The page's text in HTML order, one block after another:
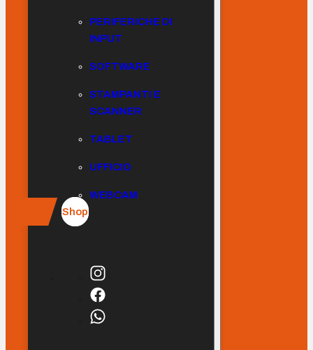
PERIFERICHE DI
INPUT
SOFTWARE
STAMPANTI E
SCANNER
TABLET
UFFICIO
WEBCAM
Shop